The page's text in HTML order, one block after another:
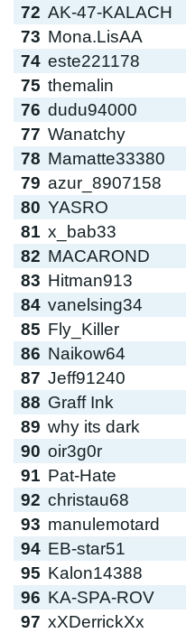
72 AK-47-KALACH
73 Mona.LisAA
74 este221178
75 themalin
76 dudu94000
77 Wanatchy
78 Mamatte33380
79 azur_8907158
80 YASRO
81 x_bab33
82 MACAROND
83 Hitman913
84 vanelsing34
85 Fly_Killer
86 Naikow64
87 Jeff91240
88 Graff Ink
89 why its dark
90 oir3g0r
91 Pat-Hate
92 christau68
93 manulemotard
94 EB-star51
95 Kalon14388
96 KA-SPA-ROV
97 xXDerrickXx